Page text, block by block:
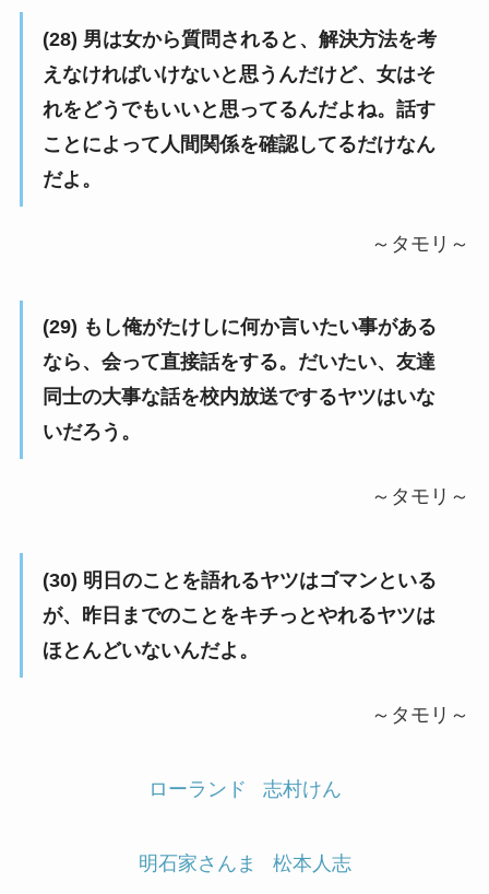
(28) 男は女から質問されると、解決方法を考
えなければいけないと思うんだけど、女はそ
れをどうでもいいと思ってるんだよね。話す
ことによって人間関係を確認してるだけなん
だよ。
～タモリ～
(29) もし俺がたけしに何か言いたい事がある
なら、会って直接話をする。だいたい、友達
同士の大事な話を校内放送でするヤツはいな
いだろう。
～タモリ～
(30) 明日のことを語れるヤツはゴマンといる
が、昨日までのことをキチっとやれるヤツは
ほとんどいないんだよ。
～タモリ～
ローランド 志村けん
明石家さんま 松本人志